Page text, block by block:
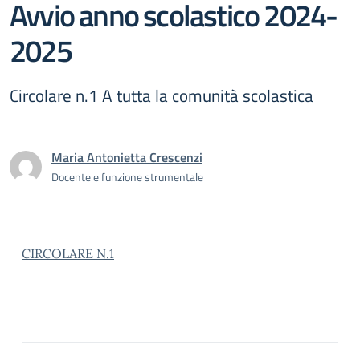
Avvio anno scolastico 2024-
2025
Circolare n.1 A tutta la comunità scolastica
Maria Antonietta Crescenzi
Docente e funzione strumentale
CIRCOLARE N.1